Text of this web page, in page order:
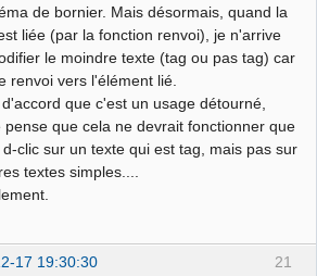
de bornier. Mais désormais, quand la
liée (par la fonction renvoi), je n'arrive
le moindre texte (tag ou pas tag) car
renvoi vers l'élément lié.
que c'est un usage détourné,
pense que cela ne devrait fonctionner que
d-clic sur un texte qui est tag, mais pas sur
textes simples....
21
17 19:30:30